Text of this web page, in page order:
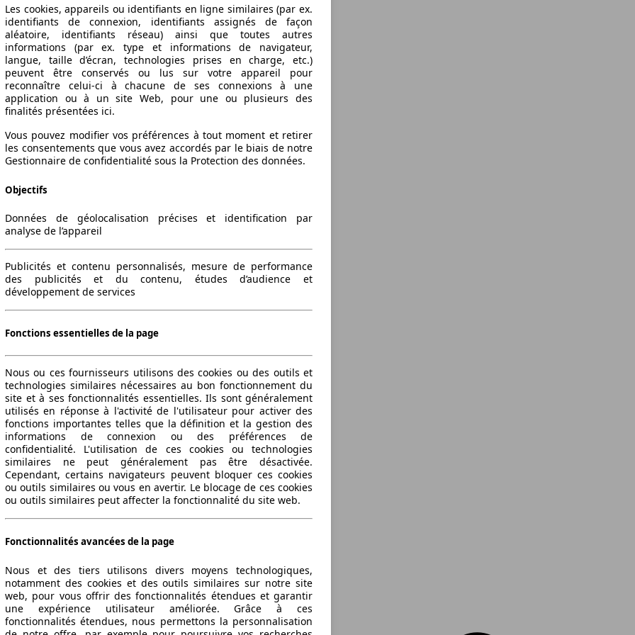
Leistung Verbrauch Link
75 KW (102 PS) Ø 6.8 l/100km
75 KW (102 PS) Ø 7.5 l/100km
Les cookies, appareils ou identifiants en ligne similaires (par ex.
identifiants de connexion, identifiants assignés de façon
aléatoire, identifiants réseau) ainsi que toutes autres
informations (par ex. type et informations de navigateur,
langue, taille d’écran, technologies prises en charge, etc.)
peuvent être conservés ou lus sur votre appareil pour
reconnaître celui-ci à chacune de ses connexions à une
application ou à un site Web, pour une ou plusieurs des
finalités présentées ici.
Vous pouvez modifier vos préférences à tout moment et retirer
les consentements que vous avez accordés par le biais de notre
Gestionnaire de confidentialité sous la Protection des données.
Objectifs
Données de géolocalisation précises et identification par
analyse de l’appareil
Publicités et contenu personnalisés, mesure de performance
des publicités et du contenu, études d’audience et
développement de services
Fonctions essentielles de la page
Nous ou ces fournisseurs utilisons des cookies ou des outils et
technologies similaires nécessaires au bon fonctionnement du
site et à ses fonctionnalités essentielles. Ils sont généralement
utilisés en réponse à l'activité de l'utilisateur pour activer des
fonctions importantes telles que la définition et la gestion des
informations de connexion ou des préférences de
confidentialité. L'utilisation de ces cookies ou technologies
similaires ne peut généralement pas être désactivée.
Cependant, certains navigateurs peuvent bloquer ces cookies
ou outils similaires ou vous en avertir. Le blocage de ces cookies
ou outils similaires peut affecter la fonctionnalité du site web.
Fonctionnalités avancées de la page
Nous et des tiers utilisons divers moyens technologiques,
notamment des cookies et des outils similaires sur notre site
web, pour vous offrir des fonctionnalités étendues et garantir
une expérience utilisateur améliorée. Grâce à ces
fonctionnalités étendues, nous permettons la personnalisation